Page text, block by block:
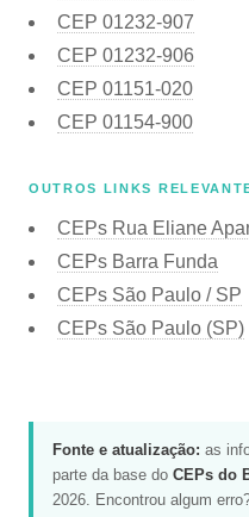
CEP 01232-907
CEP 01232-906
CEP 01151-020
CEP 01154-900
OUTROS LINKS
CEPs Rua Eliane
CEPs Barra Funda
CEPs São Paulo / SP
CEPs São Paulo (SP)
Fonte e atualização: as
parte da base do CEPs do
2026. Encontrou algum